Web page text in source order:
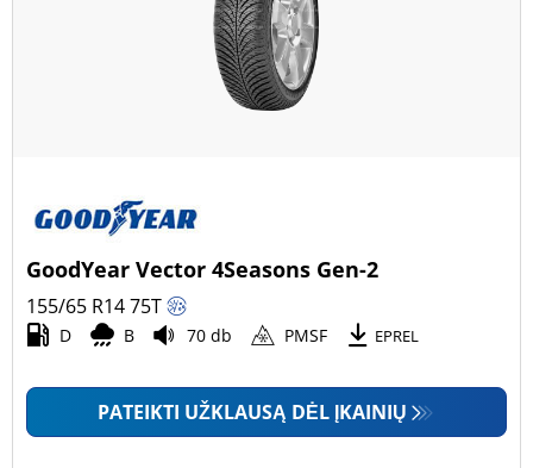
GoodYear Vector 4Seasons Gen-2
155/65 R1475T
D B 70 db PMSF EPREL
PATEIKTI UŽKLAUSĄ DĖL ĮKAINIŲ